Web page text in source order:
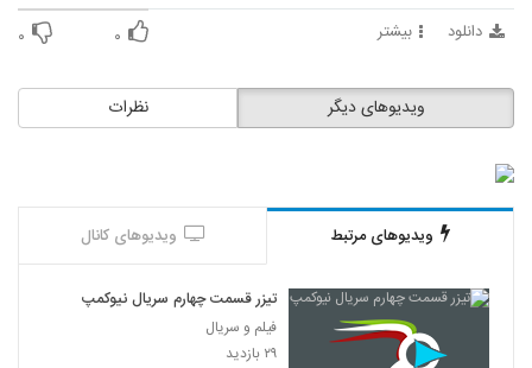
دانلود بیشتر ۰ ۰
نظرات ویدیوهای دیگر
ویدیوهای مرتبط ویدیوهای کانال
تیزر قسمت چهارم سریال نیوکمپ
فیلم و سریال
۲۹ بازدید